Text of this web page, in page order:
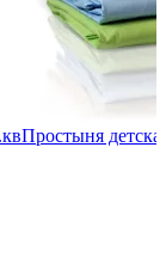
Простыня